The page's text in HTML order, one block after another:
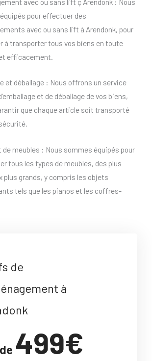
pour effectuer des
avec ou sans lift à Arendonk, pour
à transporter tous vos biens en toute
efficacement.
et déballage : Nous offrons un service
et de déballage de vos biens,
que chaque article soit transporté
de meubles : Nous sommes équipés pour
tous les types de meubles, des plus
plus grands, y compris les objets
tels que les pianos et les coffres-
de
à
499€